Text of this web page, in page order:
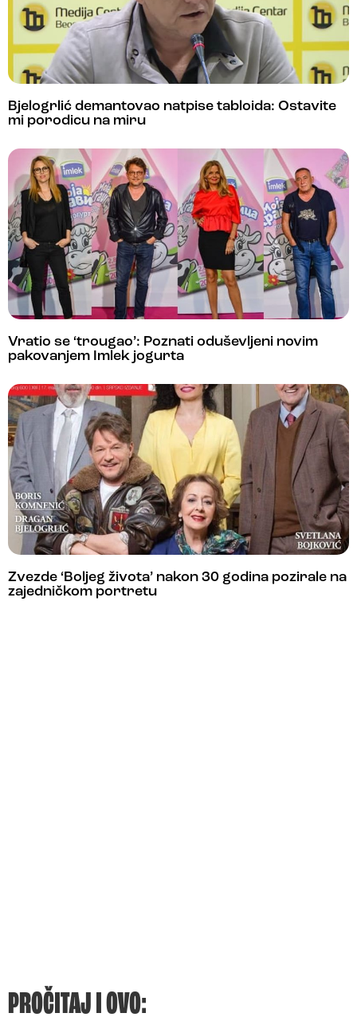
Bjelogrlić demantovao natpise tabloida: Ostavite
mi porodicu na miru
Vratio se ‘trougao’: Poznati oduševljeni novim
pakovanjem Imlek jogurta
Zvezde ‘Boljeg života’ nakon 30 godina pozirale na
zajedničkom portretu
PROČITAJ I OVO: